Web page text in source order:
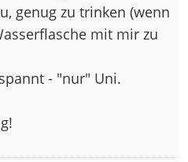
genug zu trinken (wenn
mit mir zu
- "nur" Uni.